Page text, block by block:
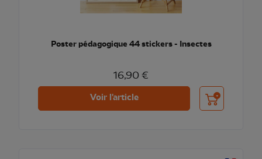
Poster pédagogique 44 stickers - Insectes
16,90 €
Voir l'article Ajouter au